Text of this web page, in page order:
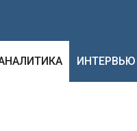
ИНТЕРВЬЮ